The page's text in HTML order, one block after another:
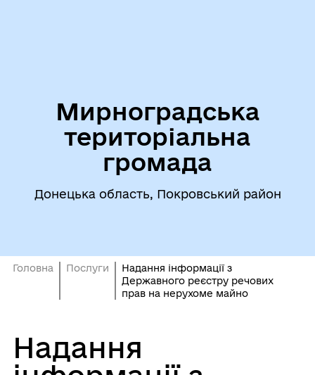
Мирноградська
територіальна
громада
Донецька область, Покровський район
Головна Послуги
Надання інформації з
Державного реєстру речових
прав на нерухоме майно
Надання